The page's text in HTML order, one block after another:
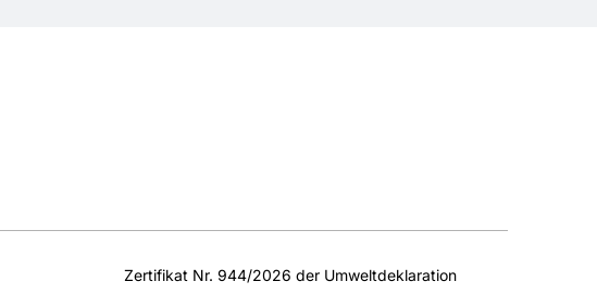
Zertifikat Nr. 944/2026 der Umweltdeklaration